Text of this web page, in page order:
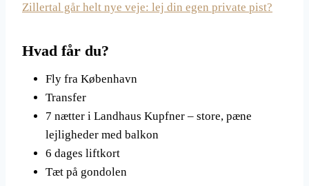
Zillertal går helt nye veje: lej din egen private pist?
Hvad får du?
Fly fra København
Transfer
7 nætter i Landhaus Kupfner – store, pæne
lejligheder med balkon
6 dages liftkort
Tæt på gondolen